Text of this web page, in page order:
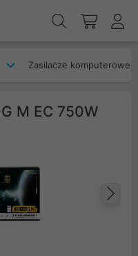
Zasilacze komputerowe
M EC 750W